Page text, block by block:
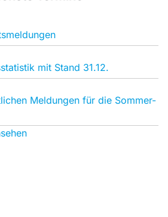
mit Stand 31.12.
Meldungen für die Sommer-